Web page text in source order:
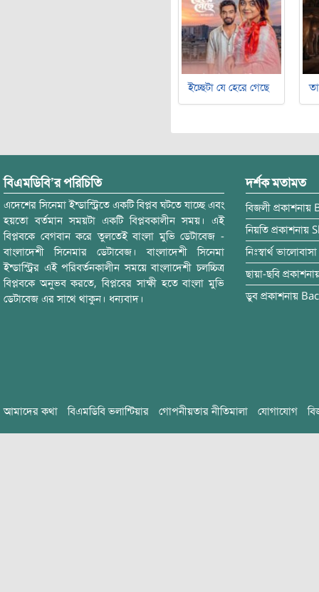
ইচ্ছেটা যে হেরে গেছে
বিএমডিবি’র পরিচিতি
এদেশের সিনেমা ইন্ডাস্ট্রিতে একটি বিপ্লব ঘটতে যাচ্ছে এবং
হয়তো বর্তমান সময়টা একটি বিপ্লবকালীন সময়। এই
বিপ্লবকে বেগবান করে তুলতেই বাংলা মুভি ডেটাবেজ -
বাংলাদেশী সিনেমার ডেটাবেজ। বাংলাদেশী সিনেমা
ইন্ডাস্ট্রির এই পরিবর্তনকালীন সময়ে বাংলাদেশী চলচ্চিত্র
বিপ্লবকে অনুভব করতে, বিপ্লবের সাক্ষী হতে বাংলা মুভি
ডেটাবেজ এর সাথে থাকুন। ধন্যবাদ।
দর্শক মতামত
বিজলী প্রকাশনায়
নিয়তি প্রকাশনায়
নিঃস্বার্থ ভালোবাসা
ছায়া-ছবি
ডুব প্রকাশনায়
আমাদের কথা বিএমডিবি ভলান্টিয়ার গোপনীয়তার নীতিমালা যোগাযোগ